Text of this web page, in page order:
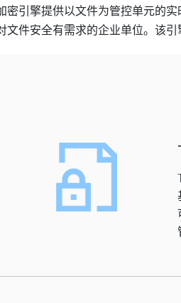
密引擎提供以文件为管控单元的
文件安全有需求的企业单位。该